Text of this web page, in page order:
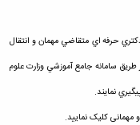
حرفه اي متقاضي مهمان و انتقال
را صرفاً از طريق سامانه جامع آموزشي وزارت علوم
نمايند.
مهمانی کلیک نمایید.